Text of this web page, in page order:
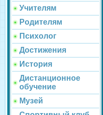
Учителям
Родителям
Психолог
Достижения
История
Дистанционное
обучение
Музей